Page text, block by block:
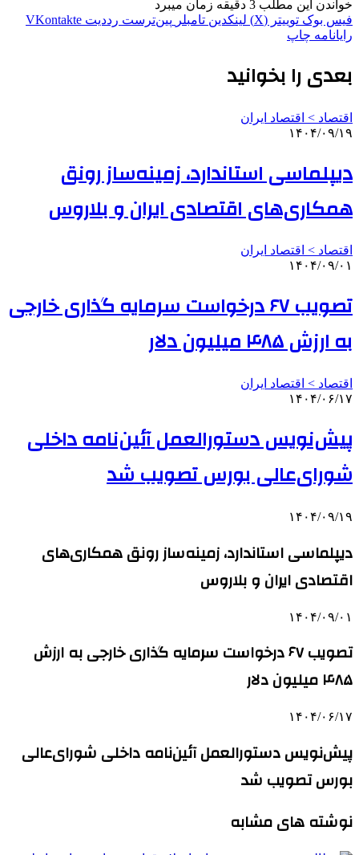
خواندن این مطلب 3 دقیقه زمان میبرد
فیس بوک توییتر (X) لینکدین ‫تامبلر ‫پین‌ترست ‫رددیت ‫VKontakte
رایانامه چاپ
بعدی را بخوانید
اقتصاد > اقتصاد ایران
۱۴۰۴/۰۹/۱۹
دیپلماسی استاندارد، زمینه‌ساز رونق
همکاری‌های اقتصادی ایران و بلاروس
اقتصاد > اقتصاد ایران
۱۴۰۴/۰۹/۰۱
تصویب ۶۷ درخواست سرمایه گذاری خارجی
به ارزش ۴۸۵ میلیون دلار
اقتصاد > اقتصاد ایران
۱۴۰۴/۰۶/۱۷
پیش‌نویس دستورالعمل آئین‌نامه داخلی
شورای‌عالی بورس تصویب شد
۱۴۰۴/۰۹/۱۹
دیپلماسی استاندارد، زمینه‌ساز رونق همکاری‌های
اقتصادی ایران و بلاروس
۱۴۰۴/۰۹/۰۱
تصویب ۶۷ درخواست سرمایه گذاری خارجی به ارزش
۴۸۵ میلیون دلار
۱۴۰۴/۰۶/۱۷
پیش‌نویس دستورالعمل آئین‌نامه داخلی شورای‌عالی
بورس تصویب شد
نوشته های مشابه